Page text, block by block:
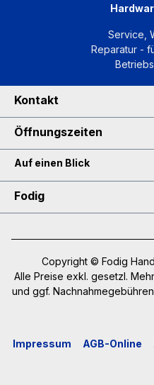
Service,
Reparatur -
Kontakt
Öffnungszeiten
Auf einen Blick
Fodig
Copyright © Fodig
Alle Preise exkl. gesetzl.
und ggf.
Impressum AGB-Online